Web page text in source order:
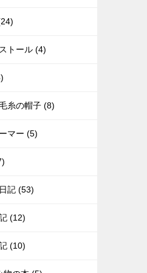
トール (4)
糸の帽子 (8)
マー (5)
記 (53)
(12)
(10)